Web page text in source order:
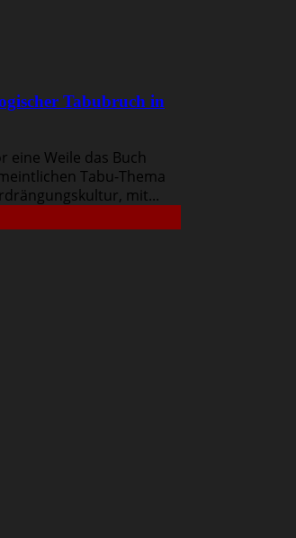
Tabubruch in
Weile das Buch
Tabu-Thema
mit...